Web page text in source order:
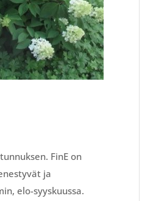
FinE on
ja
elo-syyskuussa.